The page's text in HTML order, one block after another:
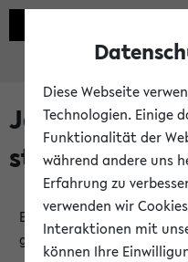
Jetzt und in
stattfindende
Es wurden keine jetzt
gefunden!
Diese Webseite
Technologien. Einige
Funktionalität der
während andere uns
Erfahrung zu
verwenden wir
Interaktionen mit
können Ihre